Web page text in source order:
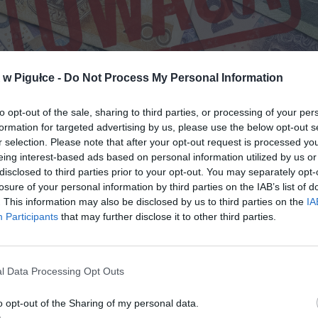
Pigułce - Do Not Process My Personal Information
opt-out of the sale, sharing to third parties, or processing of your
for targeted advertising by us, please use the below opt-out
selection. Please note that after your opt-out request is processed
interest-based ads based on personal information utilized by us
to third parties prior to your opt-out. You may separately
of your personal information by third parties on the IAB’s list of
This information may also be disclosed by us to third parties on the
Participants that may further disclose it to other third parties.
Data Processing Opt Outs
opt-out of the Sharing of my personal data.
Fot. Warszawa w Pigułce
czujniki w mieszkaniach. Nowe przepisy już weszły w
Polaków
i Administracji, które zmieniło życie właścicieli mieszkań i
musi być wyposażony w czujnik dymu, a tam, gdzie używa się
również w czujnik tlenku węgla. To nie jest już zalecenie – to